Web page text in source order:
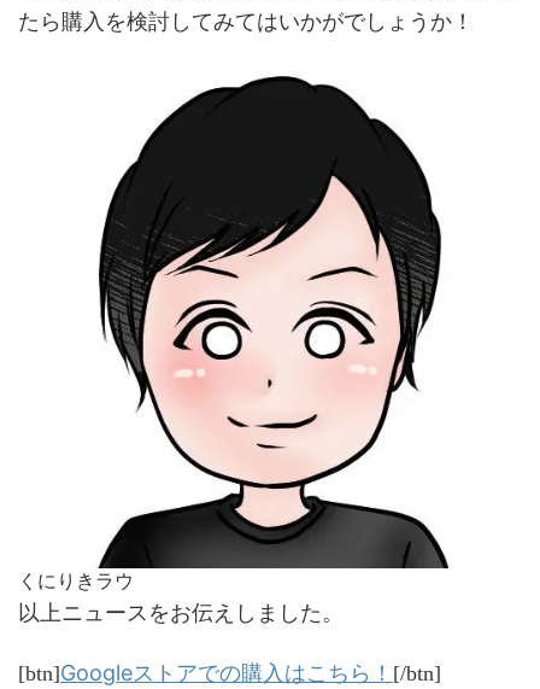
たら購入を検討してみてはいかがでしょうか！
くにりきラウ
以上ニュースをお伝えしました。
[btn]Googleストアでの購入はこちら！ [/btn]